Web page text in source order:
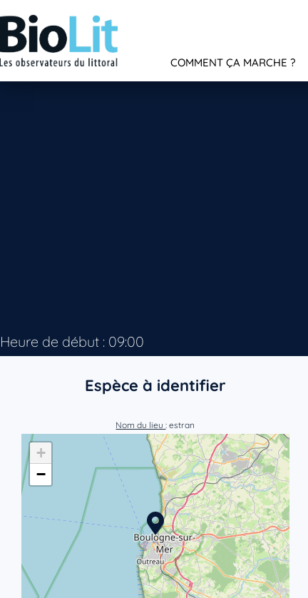
COMMENT ÇA MARCHE ?
Heure de début : 09:00
Espèce à identifier
Nom du lieu: estran
+
−